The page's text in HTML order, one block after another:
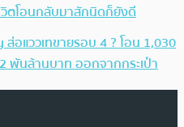
ตโอนกลับมาสักนิดก็ยังดี
อแววเทขายรอบ 4 ? โอน 1,030
พันล้านบาท ออกจากกระเป๋า